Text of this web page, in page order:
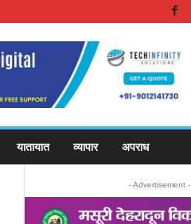
यातायात व्यापार अपराध
- Advertisement -